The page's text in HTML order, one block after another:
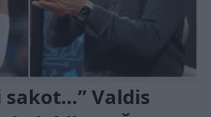
sakot…” Valdis